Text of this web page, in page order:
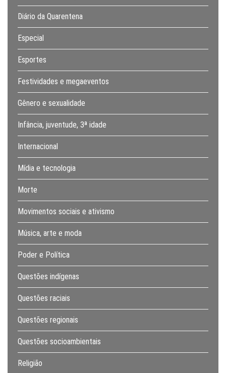
Diário da Quarentena
Especial
Esportes
Festividades e megaeventos
Gênero e sexualidade
Infância, juventude, 3ª idade
Internacional
Mídia e tecnologia
Morte
Movimentos sociais e ativismo
Música, arte e moda
Poder e Política
Questões indígenas
Questões raciais
Questões regionais
Questões socioambientais
Religião